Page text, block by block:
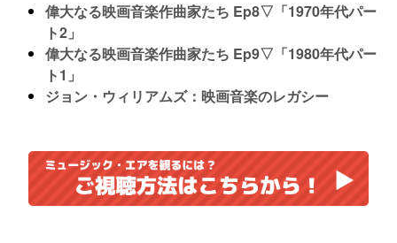
偉大なる映画音楽作曲家たち Ep8▽「1970年代パー
ト2」
偉大なる映画音楽作曲家たち Ep9▽「1980年代パー
ト1」
ジョン・ウィリアムズ：映画音楽のレガシー